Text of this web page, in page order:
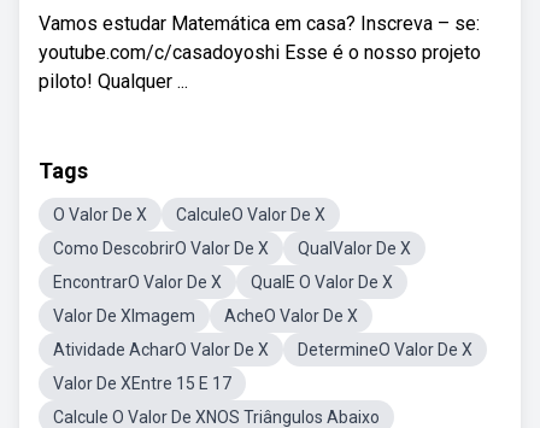
Vamos estudar Matemática em casa? Inscreva – se:
youtube.com/c/casadoyoshi Esse é o nosso projeto
piloto! Qualquer ...
Tags
O Valor De X
CalculeO Valor De X
Como DescobrirO Valor De X
QualValor De X
EncontrarO Valor De X
QualE O Valor De X
Valor De XImagem
AcheO Valor De X
Atividade AcharO Valor De X
DetermineO Valor De X
Valor De XEntre 15 E 17
Calcule O Valor De XNOS Triângulos Abaixo